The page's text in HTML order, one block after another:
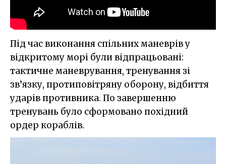
Під час виконання спільних маневрів у
відкритому морі були відпрацьовані:
тактичне маневрування, тренування зі
зв’язку, протиповітряну оборону, відбиття
ударів противника. По завершенню
тренувань було сформовано похідний
ордер кораблів.